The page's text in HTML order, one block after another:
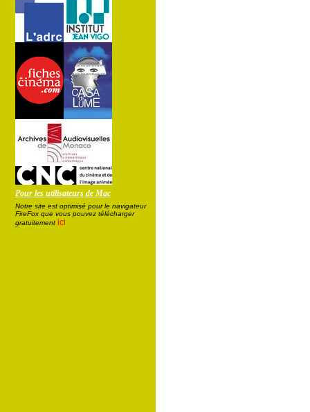
Pour les utilisateurs de Mac
Notre site est optimisé pour le navigateur
FireFox que vous pouvez télécharger
gratuitement ici